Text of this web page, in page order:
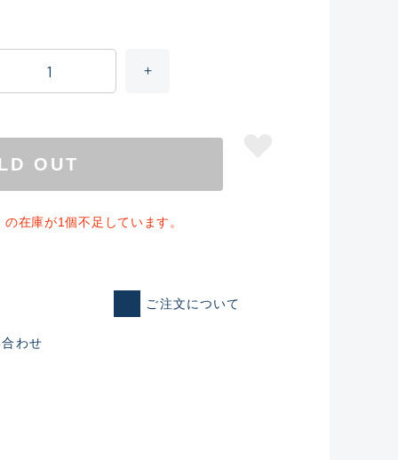
れた未使用
OUT
在庫が1個不足しています。
ご注文について
わせ